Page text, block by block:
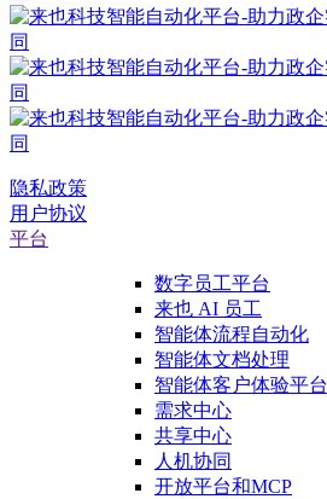
隐私政策
用户协议
平台
数字员工平台
来也 AI 员工
智能体流程自动化
智能体文档处理
智能体客户体验平台
需求中心
共享中心
人机协同
开放平台和MCP